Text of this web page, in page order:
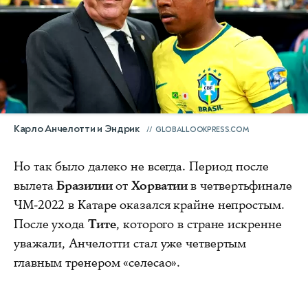
Карло Анчелотти и Эндрик GLOBALLOOKPRESS.COM
Но так было далеко не всегда. Период после
вылетаБразилииот Хорватиив четвертьфинале
ЧМ-2022 в Катаре оказался крайне непростым.
После ухода Тите, которого в стране искренне
уважали, Анчелотти стал уже четвертым
главным тренером «селесао».